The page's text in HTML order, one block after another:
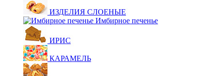
ИЗДЕЛИЯ СЛОЕНЫЕ
Имбирное печенье
ИРИС
КАРАМЕЛЬ